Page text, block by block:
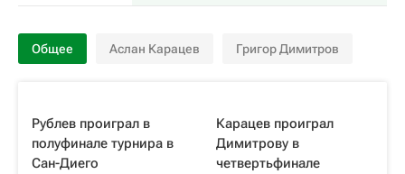
Общее Аслан Карацев Григор Димитров
Рублев проиграл в
полуфинале турнира в
Сан-Диего
Карацев проиграл
Димитрову в
четвертьфинале